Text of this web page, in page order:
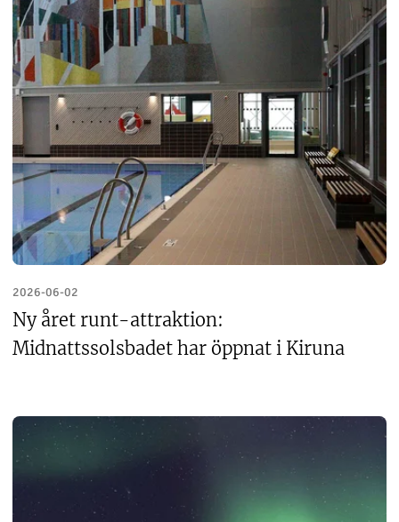
2026-06-02
Ny året runt-attraktion:
Midnattssolsbadet har öppnat i Kiruna